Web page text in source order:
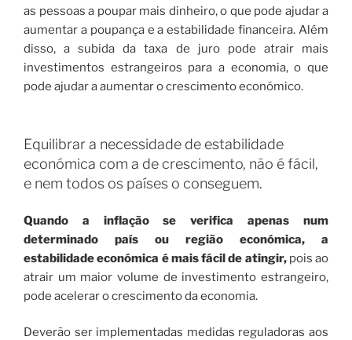
as pessoas a poupar mais dinheiro, o que pode ajudar a
aumentar a poupança e a estabilidade financeira. Além
disso, a subida da taxa de juro pode atrair mais
investimentos estrangeiros para a economia, o que
pode ajudar a aumentar o crescimento económico.
Equilibrar a necessidade de estabilidade
económica com a de crescimento, não é fácil,
e nem todos os países o conseguem.
Quando a inflação se verifica apenas num
determinado país ou região económica, a
estabilidade económica é mais fácil de atingir, pois ao
atrair um maior volume de investimento estrangeiro,
pode acelerar o crescimento da economia.
Deverão ser implementadas medidas reguladoras aos